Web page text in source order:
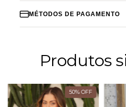
MÉTODOS DE PAGAMENTO
Produtos
50%OFF